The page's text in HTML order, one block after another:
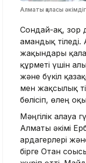
Алматы қаласы
Сондай-ақ, зор
амандық
жақындары
құрметі үшін
және бүкіл
мен жақсылық
бөлісіп, өлең
Мәңгілік алауға
Алматы әкімі
ардагерлері
бірге Отан